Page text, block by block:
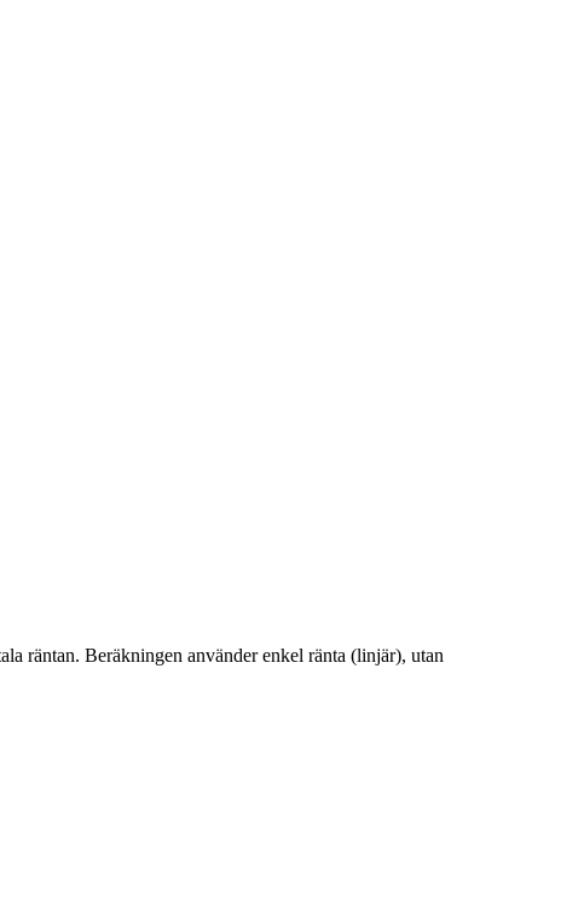
räntan. Beräkningen använder enkel ränta (linjär), utan